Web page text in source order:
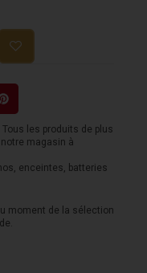
les produits de plus
magasin à
enceintes, batteries
moment de la sélection